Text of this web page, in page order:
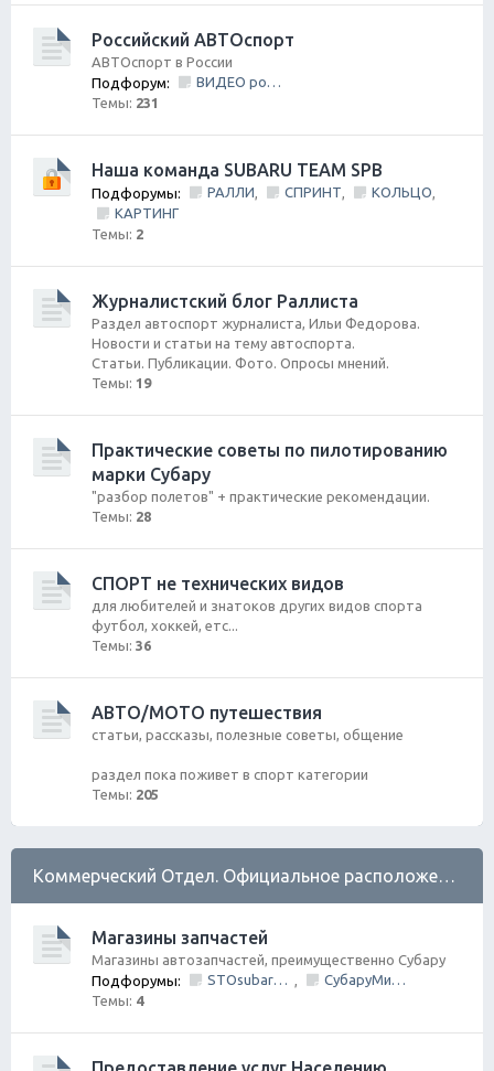
Российский АВТОспорт
АВТОспорт в России
Подфорум:
ВИДЕО ролики и фильмы
Темы: 231
Наша команда SUBARU TEAM SPB
Подфорумы: РАЛЛИ, СПРИНТ, КОЛЬЦО,
КАРТИНГ
Темы: 2
Журналистский блог Раллиста
Раздел автоспорт журналиста, Ильи Федорова.
Новости и статьи на тему автоспорта.
Статьи. Публикации. Фото. Опросы мнений.
Темы: 19
Практические советы по пилотированию
марки Субару
"разбор полетов" + практические рекомендации.
Темы: 28
СПОРТ не технических видов
для любителей и знатоков других видов спорта
футбол, хоккей, етс...
Темы: 36
АВТО/МОТО путешествия
статьи, рассказы, полезные советы, общение
раздел пока поживет в спорт категории
Темы: 205
Коммерческий Отдел. Официальное расположение платной РЕКЛАМЫ.
Магазины запчастей
Магазины автозапчастей, преимущественно Субару
Подфорумы:
STOsubaru.COM Интернет-магазин (на Севере Города) ,
СубаруМир - в наличии запчасти для Субару. Оригинал / Неоригинал (на Юге Города)
Темы: 4